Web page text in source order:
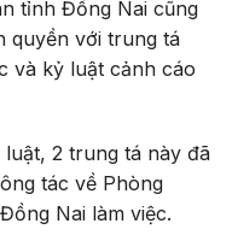
tỉnh Đồng Nai cũng
quyền với trung tá
và kỷ luật cảnh cáo
2 trung tá này đã
tác về Phòng
Nai làm việc.